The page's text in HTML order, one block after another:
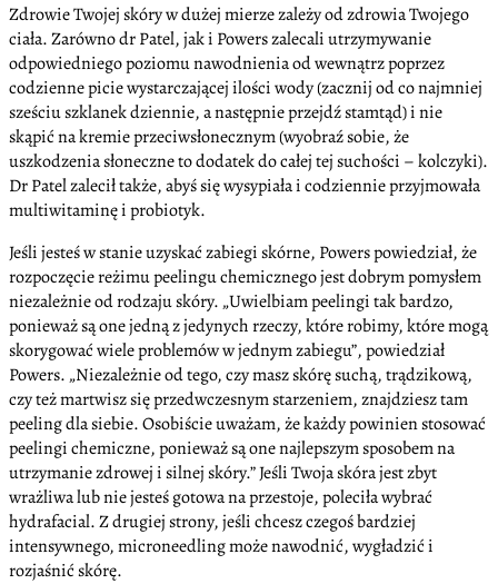
Zdrowie Twojej skóry w dużej mierze zależy od zdrowia Twojego
ciała. Zarówno dr Patel, jak i Powers zalecali utrzymywanie
odpowiedniego poziomu nawodnienia od wewnątrz poprzez
codzienne picie wystarczającej ilości wody (zacznij od co najmniej
sześciu szklanek dziennie, a następnie przejdź stamtąd) i nie
skąpić na kremie przeciwsłonecznym (wyobraź sobie, że
uszkodzenia słoneczne to dodatek do całej tej suchości – kolczyki).
Dr Patel zalecił także, abyś się wysypiała i codziennie przyjmowała
multiwitaminę i probiotyk.
Jeśli jesteś w stanie uzyskać zabiegi skórne, Powers powiedział, że
rozpoczęcie reżimu peelingu chemicznego jest dobrym pomysłem
niezależnie od rodzaju skóry. „Uwielbiam peelingi tak bardzo,
ponieważ są one jedną z jedynych rzeczy, które robimy, które mogą
skorygować wiele problemów w jednym zabiegu”, powiedział
Powers. „Niezależnie od tego, czy masz skórę suchą, trądzikową,
czy też martwisz się przedwczesnym starzeniem, znajdziesz tam
peeling dla siebie. Osobiście uważam, że każdy powinien stosować
peelingi chemiczne, ponieważ są one najlepszym sposobem na
utrzymanie zdrowej i silnej skóry.” Jeśli Twoja skóra jest zbyt
wrażliwa lub nie jesteś gotowa na przestoje, poleciła wybrać
hydrafacial. Z drugiej strony, jeśli chcesz czegoś bardziej
intensywnego, microneedling może nawodnić, wygładzić i
rozjaśnić skórę.